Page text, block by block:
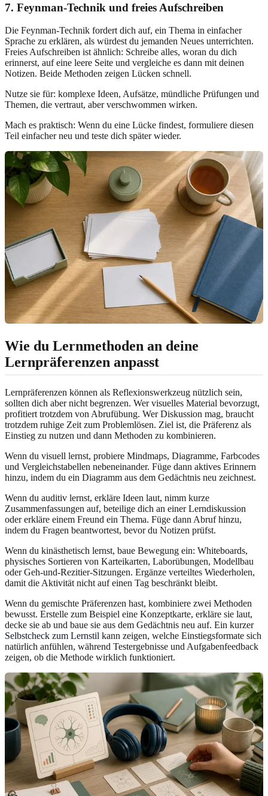
7. Feynman-Technik und freies Aufschreiben
Die Feynman-Technik fordert dich auf, ein Thema in einfacher
Sprache zu erklären, als würdest du jemanden Neues unterrichten.
Freies Aufschreiben ist ähnlich: Schreibe alles, woran du dich
erinnerst, auf eine leere Seite und vergleiche es dann mit deinen
Notizen. Beide Methoden zeigen Lücken schnell.
Nutze sie für: komplexe Ideen, Aufsätze, mündliche Prüfungen und
Themen, die vertraut, aber verschwommen wirken.
Mach es praktisch: Wenn du eine Lücke findest, formuliere diesen
Teil einfacher neu und teste dich später wieder.
Wie du Lernmethoden an deine
Lernpräferenzen anpasst
Lernpräferenzen können als Reflexionswerkzeug nützlich sein,
sollten dich aber nicht begrenzen. Wer visuelles Material bevorzugt,
profitiert trotzdem von Abrufübung. Wer Diskussion mag, braucht
trotzdem ruhige Zeit zum Problemlösen. Ziel ist, die Präferenz als
Einstieg zu nutzen und dann Methoden zu kombinieren.
Wenn du visuell lernst, probiere Mindmaps, Diagramme, Farbcodes
und Vergleichstabellen nebeneinander. Füge dann aktives Erinnern
hinzu, indem du ein Diagramm aus dem Gedächtnis neu zeichnest.
Wenn du auditiv lernst, erkläre Ideen laut, nimm kurze
Zusammenfassungen auf, beteilige dich an einer Lerndiskussion
oder erkläre einem Freund ein Thema. Füge dann Abruf hinzu,
indem du Fragen beantwortest, bevor du Notizen prüfst.
Wenn du kinästhetisch lernst, baue Bewegung ein: Whiteboards,
physisches Sortieren von Karteikarten, Laborübungen, Modellbau
oder Geh-und-Rezitier-Sitzungen. Ergänze verteiltes Wiederholen,
damit die Aktivität nicht auf einen Tag beschränkt bleibt.
Wenn du gemischte Präferenzen hast, kombiniere zwei Methoden
bewusst. Erstelle zum Beispiel eine Konzeptkarte, erkläre sie laut,
decke sie ab und baue sie aus dem Gedächtnis neu auf. Ein kurzer
Selbstcheck zum Lernstil kann zeigen, welche Einstiegsformate sich
natürlich anfühlen, während Testergebnisse und Aufgabenfeedback
zeigen, ob die Methode wirklich funktioniert.